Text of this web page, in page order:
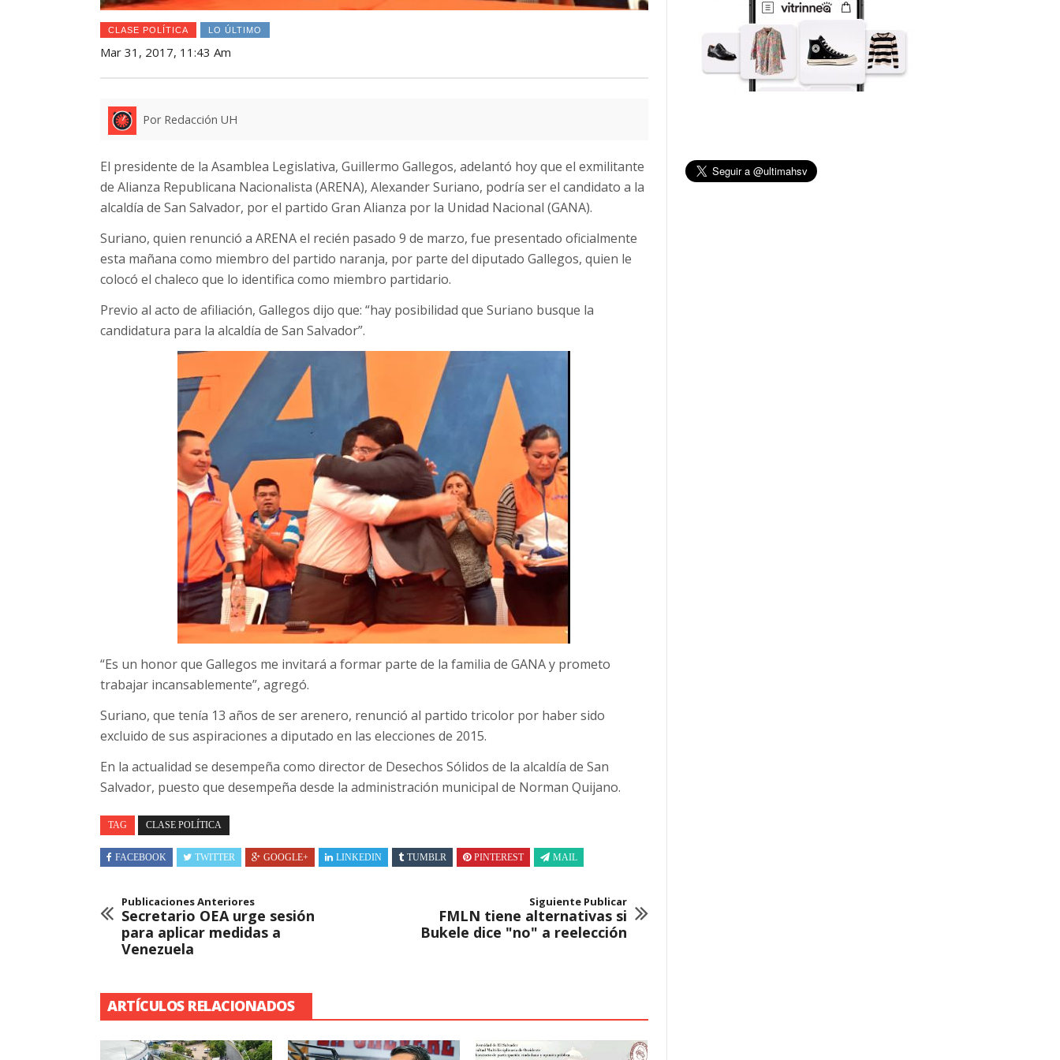
CLASE POLÍTICA LO ÚLTIMO
Mar 31, 2017, 11:43 Am
Por Redacción UH
El presidente de la Asamblea Legislativa, Guillermo Gallegos, adelantó hoy que el exmilitante
de Alianza Republicana Nacionalista (ARENA), Alexander Suriano, podría ser el candidato a la
alcaldía de San Salvador, por el partido Gran Alianza por la Unidad Nacional (GANA).
Suriano, quien renunció a ARENA el recién pasado 9 de marzo, fue presentado oficialmente
esta mañana como miembro del partido naranja, por parte del diputado Gallegos, quien le
colocó el chaleco que lo identifica como miembro partidario.
Previo al acto de afiliación, Gallegos dijo que: “hay posibilidad que Suriano busque la
candidatura para la alcaldía de San Salvador”.
“Es un honor que Gallegos me invitará a formar parte de la familia de GANA y prometo
trabajar incansablemente”, agregó.
Suriano, que tenía 13 años de ser arenero, renunció al partido tricolor por haber sido
excluido de sus aspiraciones a diputado en las elecciones de 2015.
En la actualidad se desempeña como director de Desechos Sólidos de la alcaldía de San
Salvador, puesto que desempeña desde la administración municipal de Norman Quijano.
TAG CLASE POLÍTICA
FACEBOOK TWITTER GOOGLE+ LINKEDIN TUMBLR PINTEREST MAIL
Publicaciones Anteriores
Secretario OEA urge sesión
para aplicar medidas a
Venezuela
Siguiente Publicar
FMLN tiene alternativas si
Bukele dice "no" a reelección
ARTÍCULOS RELACIONADOS